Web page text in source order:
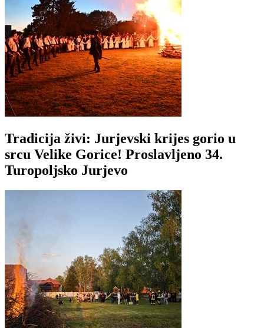
Tradicija živi: Jurjevski krijes gorio u
srcu Velike Gorice! Proslavljeno 34.
Turopoljsko Jurjevo